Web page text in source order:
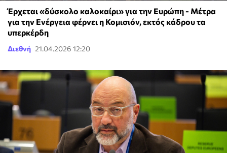
Έρχεται «δύσκολο καλοκαίρι» για την Ευρώπη - Μέτρα
για την Ενέργεια φέρνει η Κομισιόν, εκτός κάδρου τα
υπερκέρδη
Διεθνή 21.04.2026 12:20